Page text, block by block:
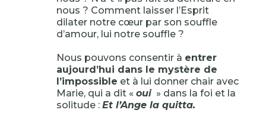
nous ? Comment laisser l’Esprit
dilater notre cœur par son souffle
d’amour, lui notre souffle ?
Nous pouvons consentir à entrer
aujourd’hui dans le mystère de
l’impossible et à lui donner chair avec
Marie, qui a dit « oui » dans la foi et la
solitude : Et l’Ange la quitta.